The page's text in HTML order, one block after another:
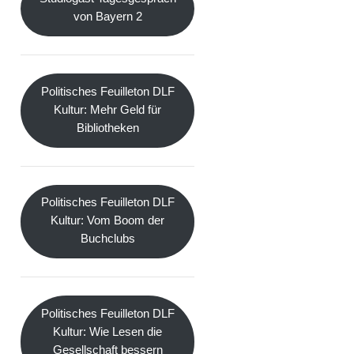
von Bayern 2
Politisches Feuilleton DLF
Kultur: Mehr Geld für
Bibliotheken
Politisches Feuilleton DLF
Kultur: Vom Boom der
Buchclubs
Politisches Feuilleton DLF
Kultur: Wie Lesen die
Gesellschaft bessern